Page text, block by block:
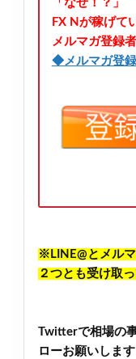
「なぜ！？」
FX Nが稼げて
メルマガ登録
◆メルマガ登
※LINE@とメル
２つとも受け取
Twitterで相場の
ローお願いします